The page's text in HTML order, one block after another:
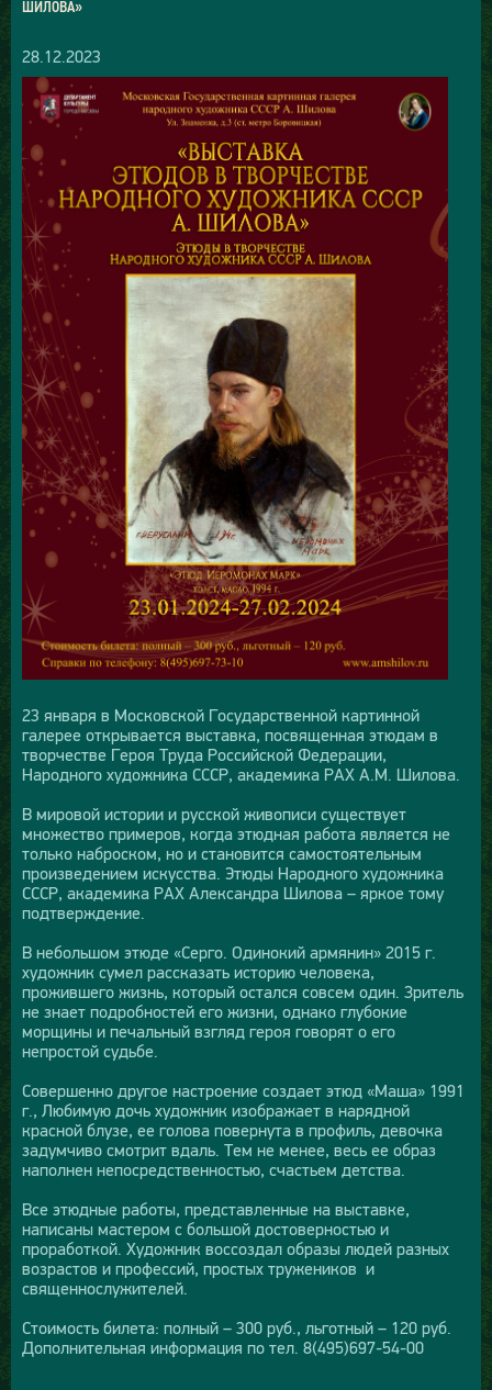
ШИЛОВА»
28.12.2023
23 января в Московской Государственной картинной
галерее открывается выставка, посвященная этюдам в
творчестве Героя Труда Российской Федерации,
Народного художника СССР, академика РАХ А.М. Шилова.
В мировой истории и русской живописи существует
множество примеров, когда этюдная работа является не
только наброском, но и становится самостоятельным
произведением искусства. Этюды Народного художника
СССР, академика РАХ Александра Шилова – яркое тому
подтверждение.
В небольшом этюде «Серго. Одинокий армянин» 2015 г.
художник сумел рассказать историю человека,
прожившего жизнь, который остался совсем один. Зритель
не знает подробностей его жизни, однако глубокие
морщины и печальный взгляд героя говорят о его
непростой судьбе.
Совершенно другое настроение создает этюд «Маша» 1991
г., Любимую дочь художник изображает в нарядной
красной блузе, ее голова повернута в профиль, девочка
задумчиво смотрит вдаль. Тем не менее, весь ее образ
наполнен непосредственностью, счастьем детства.
Все этюдные работы, представленные на выставке,
написаны мастером с большой достоверностью и
проработкой. Художник воссоздал образы людей разных
возрастов и профессий, простых тружеников и
священнослужителей.
Стоимость билета: полный – 300 руб., льготный – 120 руб.
Дополнительная информация по тел. 8(495)697-54-00